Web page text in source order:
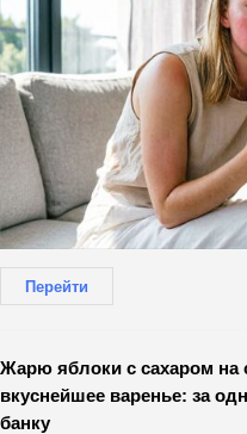
Перейти
Жарю яблоки с сахаром на
вкуснейшее варенье: за
банку